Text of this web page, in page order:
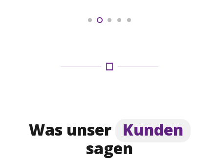
Was unser Kunden
sagen